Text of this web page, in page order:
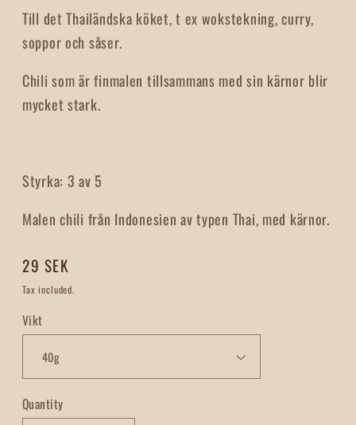
Till det Thailändska köket, t ex wokstekning, curry,
soppor och såser.
Chili som är finmalen tillsammans med sin kärnor blir
mycket stark.
Styrka: 3 av 5
Malen chili från Indonesien av typen Thai, med kärnor.
Regular
price
29 SEK
Tax included.
Vikt
Quantity